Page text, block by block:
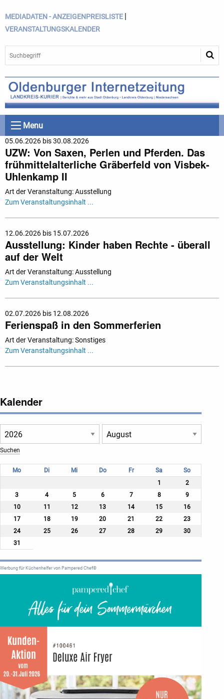
MEDIADATEN - ANZEIGENPREISLISTE |
VERANSTALTUNGSKALENDER
Menu
05.06.2026 bis 30.08.2026
UZW: Von Saxen, Perlen und Pferden. Das
frühmittelalterliche Gräberfeld von Visbek-
Uhlenkamp II
Art der Veranstaltung: Ausstellung
Zum Veranstaltungsinhalt ...
12.06.2026 bis 15.07.2026
Ausstellung: Kinder haben Rechte - überall
auf der Welt
Art der Veranstaltung: Ausstellung
Zum Veranstaltungsinhalt ...
02.07.2026 bis 12.08.2026
Ferienspaß in den Sommerferien
Art der Veranstaltung: Sonstiges
Zum Veranstaltungsinhalt ...
Kalender
Mo Di Mi Do Fr Sa
So
1
2
3
4 5 6 7 8
9
10
11 12 13 14 15
16
17
18 19 20 21 22
23
24
25 26 27 28 29
30
31
Werbung für Küchenhelfer von Pampered Chef®